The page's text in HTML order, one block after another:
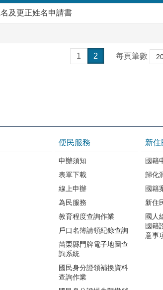
及更正姓名申請書
1 2 每頁筆數
便民服務
申辦須知
表單下載
線上申辦
為民服務
教育程度查詢作業
戶口名簿請領紀錄查詢
苗栗縣門牌電子地圖查
詢系統
國民身分證領補換資料
查詢作業
新住
國籍
歸化
國籍
新住
國人
國籍
意事